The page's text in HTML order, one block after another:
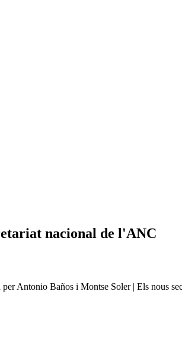
nacional de l'ANC
Antonio Baños i Montse Soler | Els nous